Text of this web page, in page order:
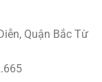
Quận Bắc Từ